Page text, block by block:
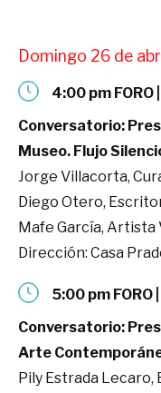
Domingo 26 de
4:00 pm FORO
Conversatorio:
Museo. Flujo
Jorge Villacorta,
Diego Otero,
Mafe García, Artista
Dirección: Casa
5:00 pm FORO
Conversatorio:
Arte
Pily Estrada Lecaro,